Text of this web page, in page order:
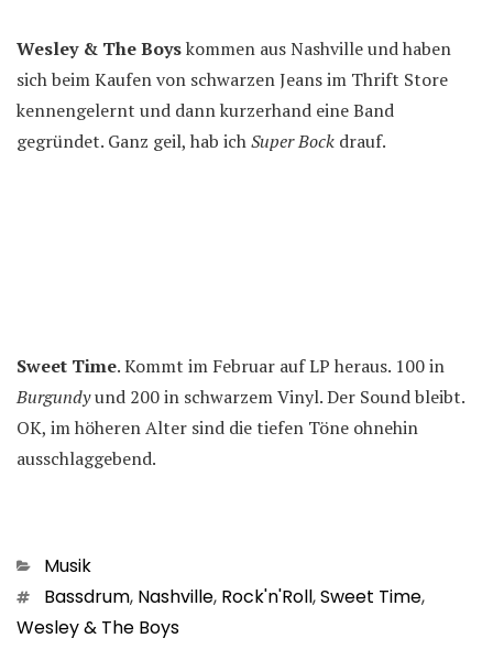
Wesley & The Boyskommen aus Nashville und haben
sich beim Kaufen von schwarzen Jeans im Thrift Store
kennengelernt und dann kurzerhand eine Band
gegründet. Ganz geil, hab ichSuper Bock drauf.
Sweet Time. Kommt im Februar auf LP heraus. 100 in
Burgundyund 200 in schwarzem Vinyl. Der Sound bleibt.
OK, im höheren Alter sind die tiefen Töne ohnehin
ausschlaggebend.
Kategorien
Musik
Schlagwörter
Bassdrum, Nashville, Rock'n'Roll,Sweet Time,
Wesley & The Boys